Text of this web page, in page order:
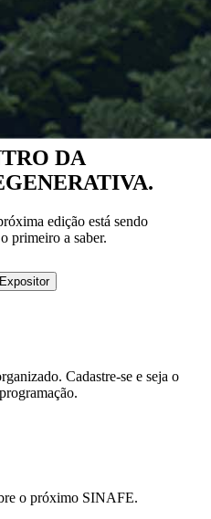
DA
edição está sendo
primeiro a saber.
Cadastre-se e seja o
o próximo SINAFE.